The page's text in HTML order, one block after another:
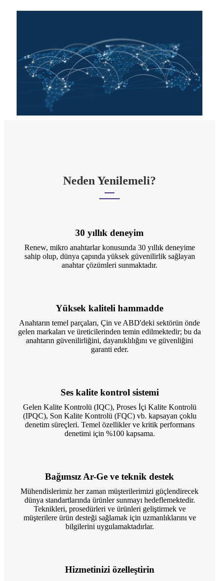
Neden Yenilemeli?
30 yıllık deneyim
Renew, mikro anahtarlar konusunda 30 yıllık deneyime
sahip olup, dünya çapında yüksek güvenilirlik sağlayan
anahtar çözümleri sunmaktadır.
Yüksek kaliteli hammadde
Anahtarın temel parçaları, Çin ve ABD'deki sektörün önde
gelen markaları ve üreticilerinden temin edilmektedir; bu da
anahtarın güvenilirliğini, dayanıklılığını ve güvenliğini
garanti eder.
Ses kalite kontrol sistemi
Gelen Kalite Kontrolü (IQC), Proses İçi Kalite Kontrolü
(IPQC), Son Kalite Kontrolü (FQC) vb. kapsayan çoklu
denetim süreçleri. Temel özellikler ve kritik performans
denetimi için %100 kapsama.
Bağımsız Ar-Ge ve teknik destek
Mühendislerimiz her zaman müşterilerimizi güçlendirecek
dünya standartlarında ürünler sunmayı hedeflemektedir.
Teknikleri, prosedürleri ve ürünleri geliştirmek ve
müşterilere ürün desteği sağlamak için uzmanlıklarını ve
bilgilerini uygulamaktadırlar.
Hizmetinizi özelleştirin